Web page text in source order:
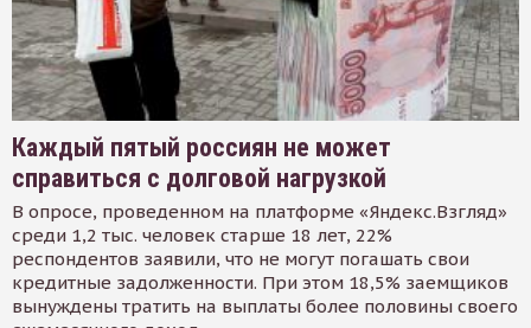
Каждый пятый россиян не может
справиться с долговой нагрузкой
В опросе, проведенном на платформе «Яндекс.Взгляд»
среди 1,2 тыс. человек старше 18 лет, 22%
респондентов заявили, что не могут погашать свои
кредитные задолженности. При этом 18,5% заемщиков
вынуждены тратить на выплаты более половины своего